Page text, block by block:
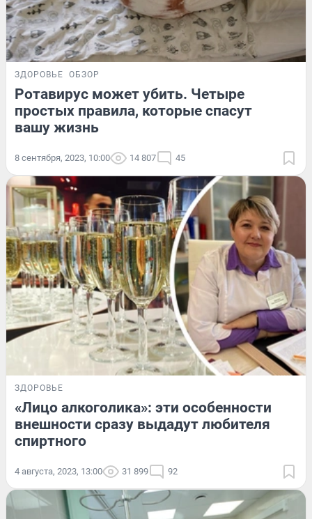
ЗДОРОВЬЕ ОБЗОР
Ротавирус может убить. Четыре
простых правила, которые спасут
вашу жизнь
8 сентября, 2023, 10:00 14 807 45
ЗДОРОВЬЕ
«Лицо алкоголика»: эти особенности
внешности сразу выдадут любителя
спиртного
4 августа, 2023, 13:00 31 899 92